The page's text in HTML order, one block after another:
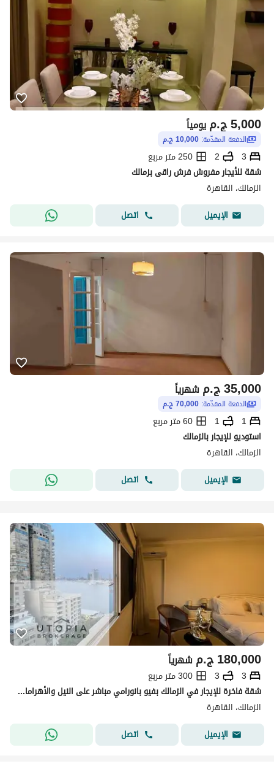
ج.م5,000 يومياً
الدفعة المقدّمة: 10,000 ج.م
3
2
250 متر مربع
شقة للأيجار مفروش فرش راقى بزمالك
الزمالك، القاهرة
الإيميل
اتصل
ج.م35,000 شهرياً
الدفعة المقدّمة: 70,000 ج.م
1
1
60 متر مربع
استوديو للإيجار بالزمالك
الزمالك، القاهرة
الإيميل
اتصل
ج.م180,000 شهرياً
3
3
300 متر مربع
شقة فاخرة للإيجار في الزمالك بفيو بانورامي مباشر على النيل والأهرامات وحديقة الحيوان
الزمالك، القاهرة
الإيميل
اتصل